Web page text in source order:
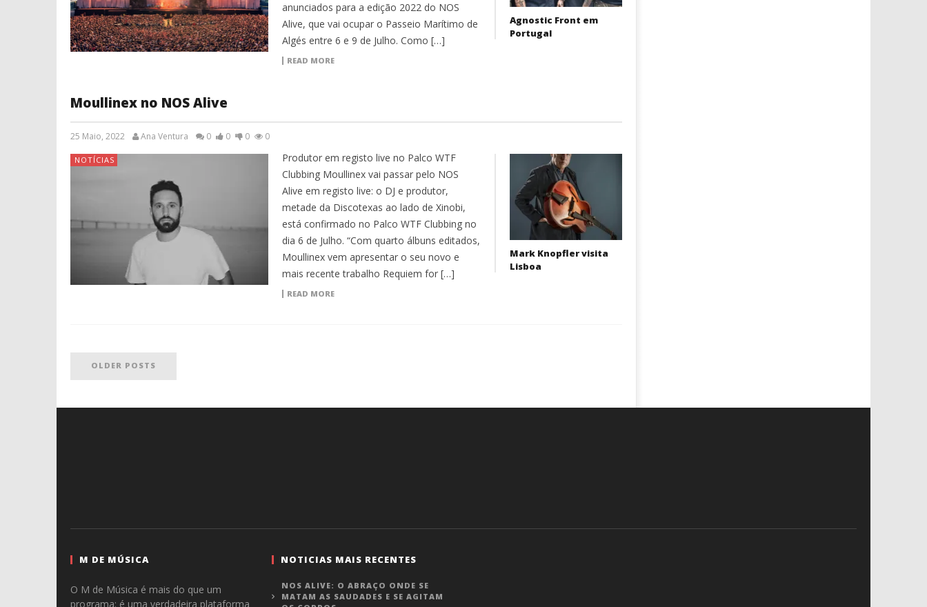
anunciados para a edição 2022 do NOS
Alive, que vai ocupar o Passeio Marítimo de
Algés entre 6 e 9 de Julho. Como […]
READ MORE
Agnostic Front em
Portugal
Moullinex no NOS Alive
25 Maio, 2022 Ana Ventura 0 0 0 0
NOTÍCIAS
Produtor em registo live no Palco WTF
Clubbing Moullinex vai passar pelo NOS
Alive em registo live: o DJ e produtor,
metade da Discotexas ao lado de Xinobi,
está confirmado no Palco WTF Clubbing no
dia 6 de Julho. “Com quarto álbuns editados,
Moullinex vem apresentar o seu novo e
mais recente trabalho Requiem for […]
READ MORE
Mark Knopfler visita
Lisboa
OLDER POSTS
M DE MÚSICA
O M de Música é mais do que um
programa: é uma verdadeira plataforma
NOTICIAS MAIS RECENTES
NOS ALIVE: O ABRAÇO ONDE SE
MATAM AS SAUDADES E SE AGITAM